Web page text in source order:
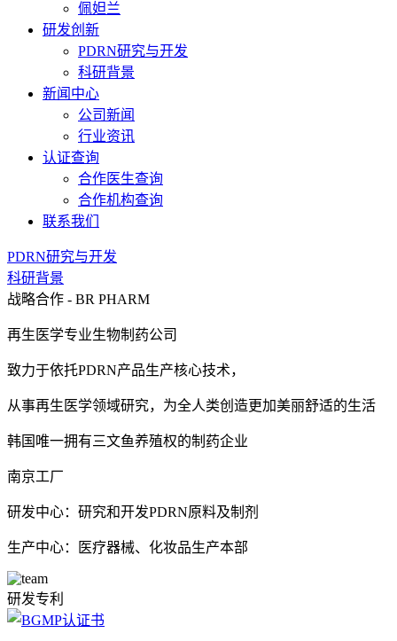
佩妲兰
研发创新
PDRN研究与开发
科研背景
新闻中心
公司新闻
行业资讯
认证查询
合作医生查询
合作机构查询
联系我们
PDRN研究与开发
科研背景
战略合作 - BR PHARM
再生医学专业生物制药公司
致力于依托PDRN产品生产核心技术，
从事再生医学领域研究，为全人类创造更加美丽舒适的生活
韩国唯一拥有三文鱼养殖权的制药企业
南京工厂
研发中心：研究和开发PDRN原料及制剂
生产中心：医疗器械、化妆品生产本部
研发专利